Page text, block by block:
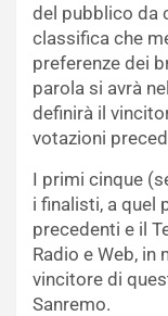
del pubblico da
classifica che
preferenze dei
parola si avrà
definirà il
votazioni
I primi cinque
i finalisti, a quel
precedenti e il
Radio e Web, in
vincitore di
Sanremo.